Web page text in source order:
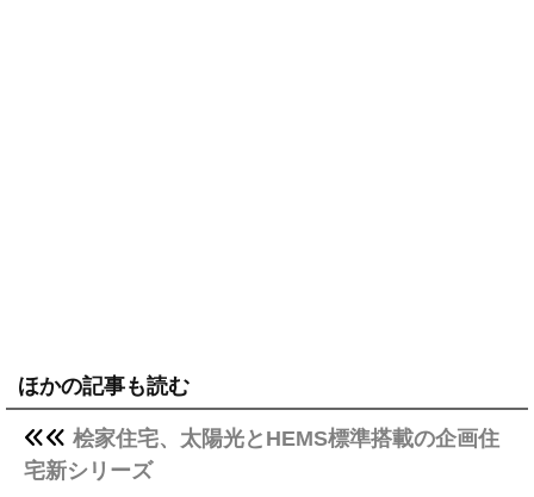
ほかの記事も読む
桧家住宅、太陽光とHEMS標準搭載の企画住
宅新シリーズ